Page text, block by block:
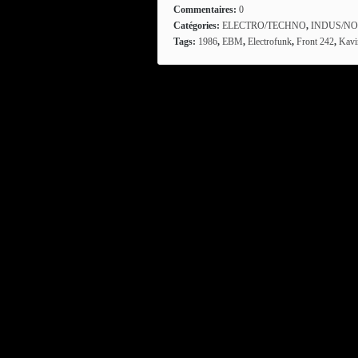
Commentaires: 0
Catégories: ELECTRO/TECHNO, INDUS/
Tags: 1986, EBM, Electrofunk, Front 242,